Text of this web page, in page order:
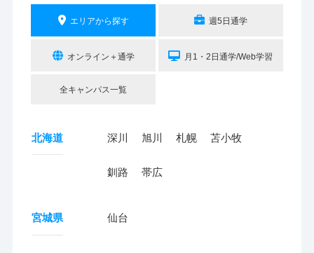
エリアから探す 週5日通学
オンライン＋通学 月1・2日通学/Web学習
全キャンパス一覧
北海道 深川 旭川 札幌 苫小牧
釧路 帯広
宮城県 仙台